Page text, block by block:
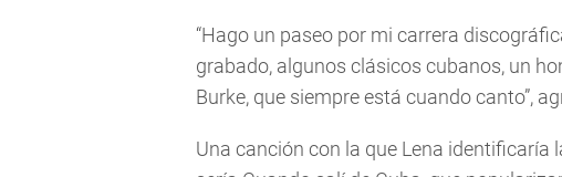
“Hago un paseo por mi carrera
grabado, algunos clásicos cubanos, un
Burke, que siempre está cuando canto”,
Una canción con la que Lena